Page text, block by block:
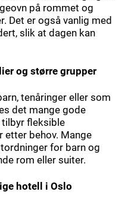
på rommet og
Det er også vanlig med
slik at dagen kan
og større grupper
tenåringer eller som
det mange gode
fleksible
etter behov. Mange
for barn og
rom eller suiter.
hotell i Oslo